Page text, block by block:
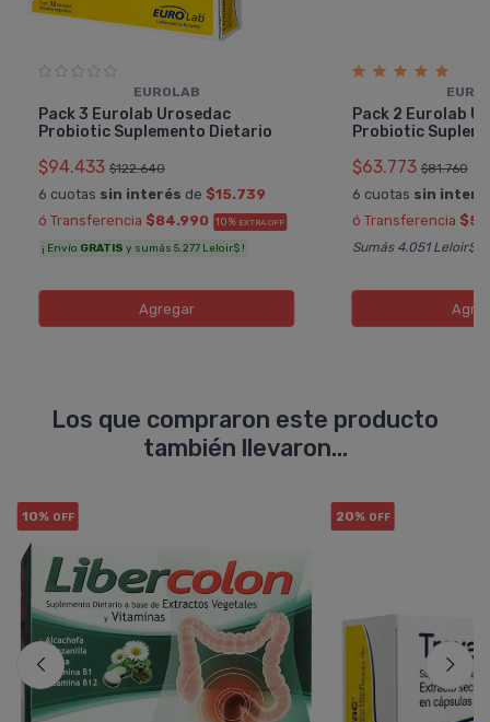
EUROLAB
Pack 3 Eurolab Urosedac
Probiotic Suplemento Dietario
$94.433 $122.640
6 cuotas sin interés de $15.739
ó Transferencia $84.990 10% EXTRA OFF
¡ Envío GRATIS y sumás 5.277 Leloir$ !
Agregar
Pack 2 Eurolab
Probiotic
$63.773 $81.760
6 cuotas sin
ó Transferencia
Sumás 4.051 Leloir$
Los que compraron este producto
también llevaron...
10% OFF 20% OFF